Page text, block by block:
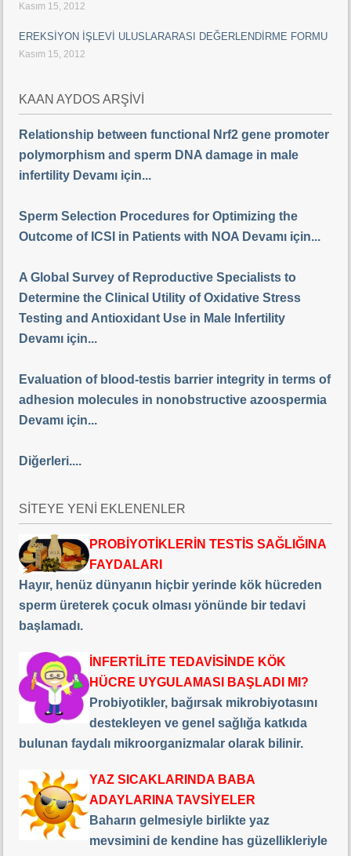
Kasım 15, 2012
EREKSİYON İŞLEVİ ULUSLARARASI DEĞERLENDİRME FORMU
Kasım 15, 2012
KAAN AYDOS ARŞİVİ
Relationship between functional Nrf2 gene promoter
polymorphism and sperm DNA damage in male
infertility Devamı için...
Sperm Selection Procedures for Optimizing the
Outcome of ICSI in Patients with NOA Devamı için...
A Global Survey of Reproductive Specialists to
Determine the Clinical Utility of Oxidative Stress
Testing and Antioxidant Use in Male Infertility
Devamı için...
Evaluation of blood-testis barrier integrity in terms of
adhesion molecules in nonobstructive azoospermia
Devamı için...
Diğerleri....
SİTEYE YENİ EKLENENLER
PROBİYOTİKLERİN TESTİS SAĞLIĞINA
FAYDALARI
Hayır, henüz dünyanın hiçbir yerinde kök hücreden
sperm üreterek çocuk olması yönünde bir tedavi
başlamadı.
İNFERTİLİTE TEDAVİSİNDE KÖK
HÜCRE UYGULAMASI BAŞLADI MI?
Probiyotikler, bağırsak mikrobiyotasını
destekleyen ve genel sağlığa katkıda
bulunan faydalı mikroorganizmalar olarak bilinir.
YAZ SICAKLARINDA BABA
ADAYLARINA TAVSİYELER
Baharın gelmesiyle birlikte yaz
mevsimini de kendine has güzellikleriyle